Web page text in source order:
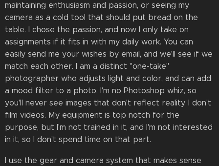
maintaining enthusiasm and passion, or seeing my
camera as a cold tool that should put bread on the
table. I chose the passion, and now I only take on
assignments if it fits in with my daily work. You can
easily send me your wishes by email, and we'll see if we
match each other. I am a distinct "one-take"
photographer who adjusts light and color, and can add
a mood filter to a photo. I'm no Photoshop whiz, so
you'll never see images that don't reflect reality. I don't
film videos. My equipment is top notch for the
purpose, but I'm not trained in it, and I'm not interested
in it, so I don't spend time on that part.
I use the gear and camera system that makes sense